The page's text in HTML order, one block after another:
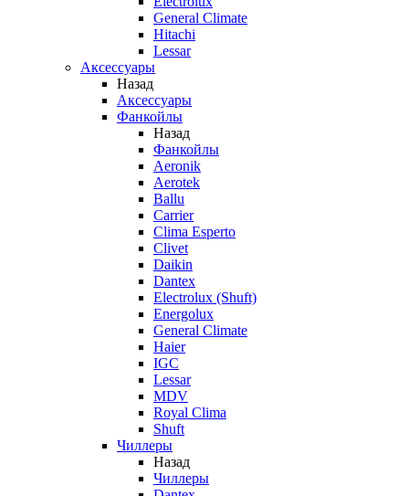
General Climate
Hitachi
Lessar
Аксессуары
Назад
Аксессуары
Фанкойлы
Назад
Фанкойлы
Aeronik
Aerotek
Ballu
Carrier
Clima Esperto
Clivet
Daikin
Dantex
Electrolux (Shuft)
Energolux
General Climate
Haier
IGC
Lessar
MDV
Royal Clima
Shuft
Чиллеры
Назад
Чиллеры